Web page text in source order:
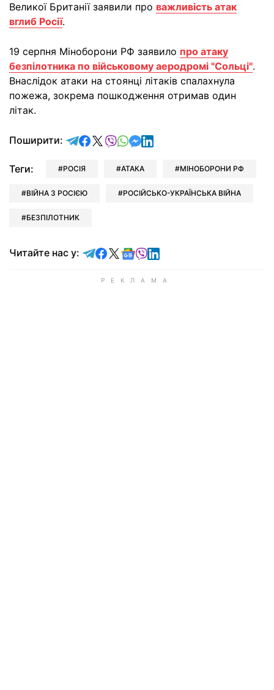
Великої Британії заявили про важливість атак
вглиб Росії.
19 серпня Міноборони РФ заявило про атаку
безпілотника по військовому аеродромі "Сольці".
Внаслідок атаки на стоянці літаків спалахнула
пожежа, зокрема пошкодження отримав один
літак.
Поширити: відправити у Telegram
поділитись у Facebook
поділитись у X
відправити у Viber
відправити у Whatsapp
відправити у Messenger
відправити у LinkedIn
Теги: РОСІЯ АТАКА МІНОБОРОНИ РФ
ВІЙНА З РОСІЄЮ РОСІЙСЬКО-УКРАЇНСЬКА ВІЙНА
БЕЗПІЛОТНИК
Читайте нас у: Читайте у Telegram
Читайте у Facebook
Читайте у X
Читайте у Google news
Читайте у Viber
Читайте у LinkedIn